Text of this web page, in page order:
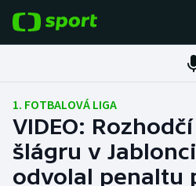
Fotbal
Hokej
Tenis
1. FOTBALOVÁ LIGA
VIDEO:
šlágru v
odvolal penaltu